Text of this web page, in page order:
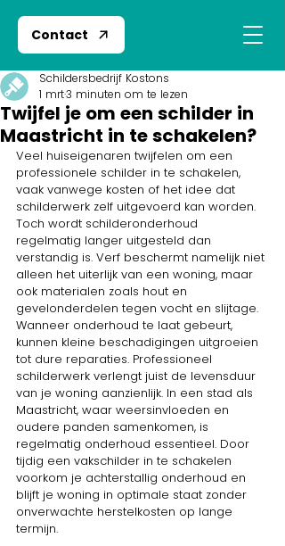
Contact
Twijfel je om een schilder in
Maastricht in te schakelen?
Schildersbedrijf Kostons
1 mrt3 minuten om te lezen
Veel huiseigenaren twijfelen om een
professionele schilder in te schakelen,
vaak vanwege kosten of het idee dat
schilderwerk zelf uitgevoerd kan worden.
Toch wordt schilderonderhoud
regelmatig langer uitgesteld dan
verstandig is. Verf beschermt namelijk niet
alleen het uiterlijk van een woning, maar
ook materialen zoals hout en
gevelonderdelen tegen vocht en slijtage.
Wanneer onderhoud te laat gebeurt,
kunnen kleine beschadigingen uitgroeien
tot dure reparaties. Professioneel
schilderwerk verlengt juist de levensduur
van je woning aanzienlijk. In een stad als
Maastricht, waar weersinvloeden en
oudere panden samenkomen, is
regelmatig onderhoud essentieel. Door
tijdig een vakschilder in te schakelen
voorkom je achterstallig onderhoud en
blijft je woning in optimale staat zonder
onverwachte herstelkosten op lange
termijn.